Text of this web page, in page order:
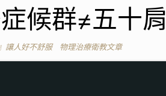
候群≠五十肩
讓人好不舒服 物理治療衛教文章